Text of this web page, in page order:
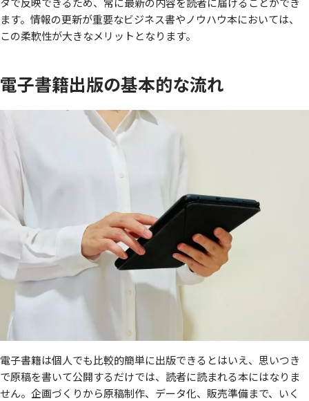
ます。情報の更新が重要なビジネス書やノウハウ本においては、
この柔軟性が大きなメリットとなります。
電子書籍出版の基本的な流れ
電子書籍は個人でも比較的簡単に出版できるとはいえ、思いつき
で原稿を書いて公開するだけでは、読者に読まれる本にはなりま
せん。企画づくりから原稿制作、データ化、販売準備まで、いく